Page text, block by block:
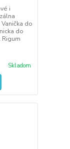
i
do
do
Rigum
Skladom